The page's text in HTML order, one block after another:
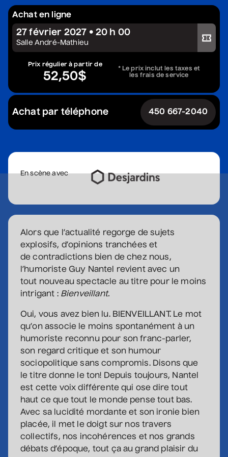
• Zones musicales
20 août 2026
Cour intérieure de la Maison des Arts
Complet
Marie Céleste
• Tout ce qui brille
Station culturelle Momo
David Corriveau
• 100 contrefaçons
Sam Breton
• Ga-lé aller
2 septembre 2026
• 19 h 30
Salle André-Mathieu
Korine Côté, Gabrielle
Caron, Rolly Assal
• Korine Côté et invités
3 septembre 2026
Station culturelle Momo
Gratuit
Maude Landry
• Trop cool
3 septembre 2026• 19 h 30
Salle André-Mathieu
Achat en ligne
Acheter votre billet
27 février 2027 • 20 h 00
Salle André-Mathieu
Prix régulier à partir de
52,50$
* Le prix inclut les taxes et
les frais de service
Achat par téléphone 450 667-2040
En scène avec
Alors que l’actualité regorge de sujets
explosifs, d’opinions tranchées et
de contradictions bien de chez nous,
l’humoriste Guy Nantel revient avec un
tout nouveau spectacle au titre pour le moins
intrigant : Bienveillant.
Oui, vous avez bien lu. BIENVEILLANT. Le mot
qu’on associe le moins spontanément à un
humoriste reconnu pour son franc-parler,
son regard critique et son humour
sociopolitique sans compromis. Disons que
le titre donne le ton! Depuis toujours, Nantel
est cette voix différente qui ose dire tout
haut ce que tout le monde pense tout bas.
Avec sa lucidité mordante et son ironie bien
placée, il met le doigt sur nos travers
collectifs, nos incohérences et nos grands
débats d’époque, tout ça au grand plaisir du